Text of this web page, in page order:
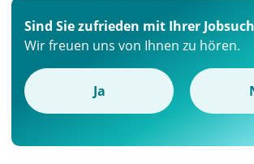
Sind Sie zufrieden mit Ihrer
Wir freuen uns von Ihnen zu hören.
Ja